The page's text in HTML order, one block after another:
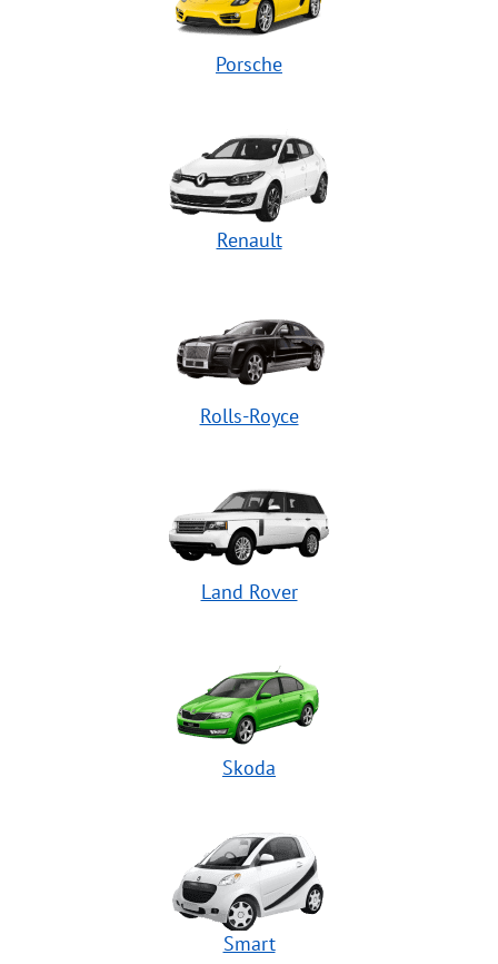
Porsche
Renault
Rolls-Royce
Land Rover
Skoda
Smart